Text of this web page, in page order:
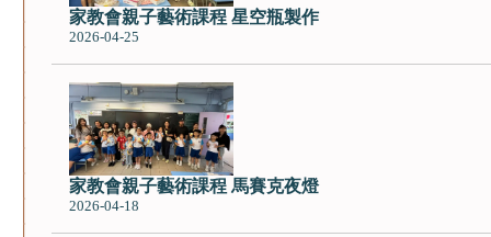
家教會親子藝術課程 星空瓶製作
2026-04-25
家教會親子藝術課程 馬賽克夜燈
2026-04-18